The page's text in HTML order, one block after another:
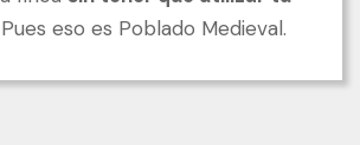
eso es Poblado Medieval.